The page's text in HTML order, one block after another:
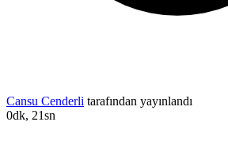
Cansu Cenderli tarafından yayınlandı
0dk, 21sn